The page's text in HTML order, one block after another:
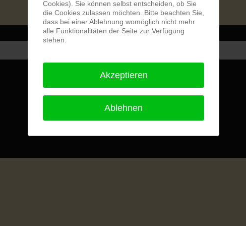
Benutzername vergessen?
Cookies). Sie können selbst entscheiden, ob Sie
die Cookies zulassen möchten. Bitte beachten Sie,
dass bei einer Ablehnung womöglich nicht mehr
alle Funktionalitäten der Seite zur Verfügung
stehen.
Akzeptieren
Ablehnen